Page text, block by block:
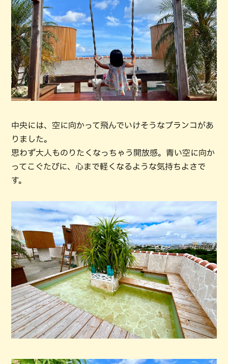
中央には、空に向かって飛んでいけそうなブランコがあ
りました。
思わず大人ものりたくなっちゃう開放感。青い空に向か
ってこぐたびに、心まで軽くなるような気持ちよさで
す。